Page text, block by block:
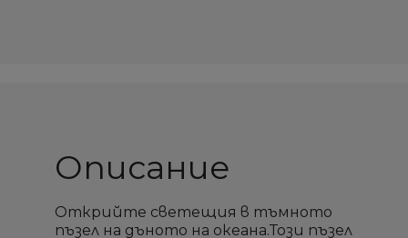
Описание
Открийте светещия в тъмното
пъзел на дъното на океана.Този пъзел